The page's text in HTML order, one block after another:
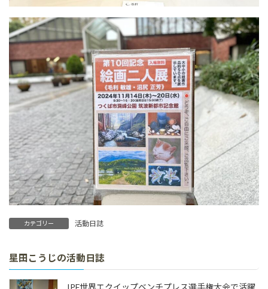
カテゴリー 活動日誌
星田こうじの活動日誌